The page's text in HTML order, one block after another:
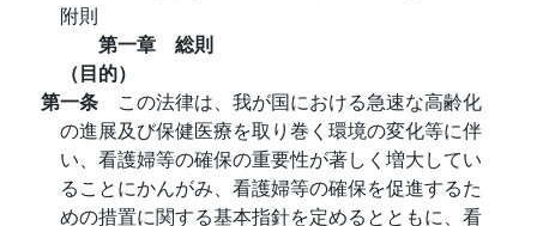
附則
第一章 総則
（目的）
第一条 この法律は、我が国における急速な高齢化
の進展及び保健医療を取り巻く環境の変化等に伴
い、看護婦等の確保の重要性が著しく増大してい
ることにかんがみ、看護婦等の確保を促進するた
めの措置に関する基本指針を定めるとともに、看